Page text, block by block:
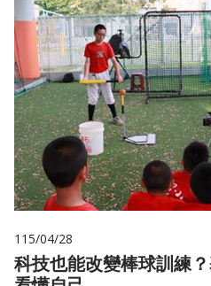
115/04/28
科技也能改變棒球訓練